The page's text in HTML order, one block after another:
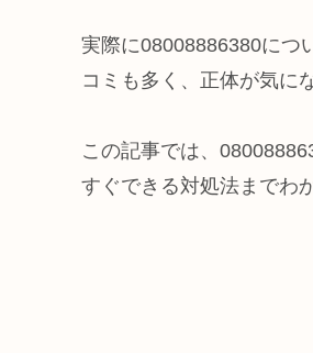
実際に08008886380につ
コミも多く、正体が気に
この記事では、
すぐできる対処法までわ